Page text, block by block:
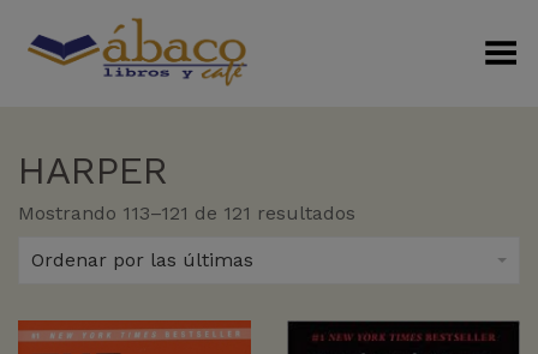
Menú Alterno
HARPER
Mostrando 113–121 de 121 resultados
Ordenar por las últimas